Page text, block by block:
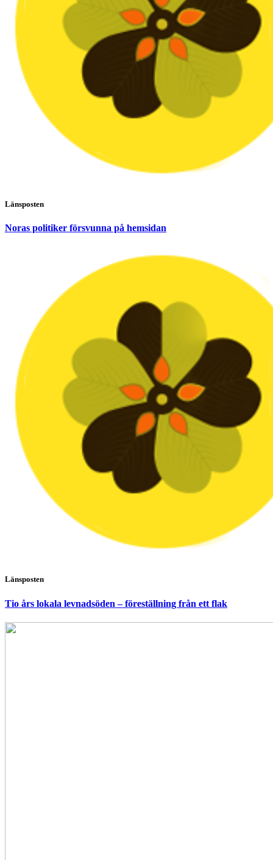
Länsposten
Noras politiker försvunna på hemsidan
Länsposten
Tio års lokala levnadsöden – föreställning från ett flak